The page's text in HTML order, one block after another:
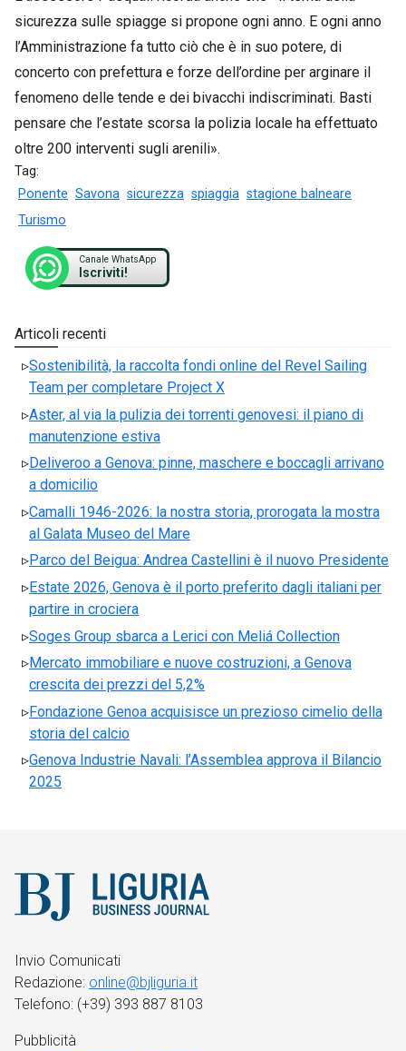
sicurezza sulle spiagge si propone ogni anno. E ogni anno
l’Amministrazione fa tutto ciò che è in suo potere, di
concerto con prefettura e forze dell’ordine per arginare il
fenomeno delle tende e dei bivacchi indiscriminati. Basti
pensare che l’estate scorsa la polizia locale ha effettuato
oltre 200 interventi sugli arenili».
Tag:
Ponente Savona sicurezza spiaggia stagione balneare
Turismo
Canale WhatsApp
Iscriviti!
Articoli recenti
Sostenibilità, la raccolta fondi online del Revel Sailing
Team per completare Project X
Aster, al via la pulizia dei torrenti genovesi: il piano di
manutenzione estiva
Deliveroo a Genova: pinne, maschere e boccagli arrivano
a domicilio
Camalli 1946-2026: la nostra storia, prorogata la mostra
al Galata Museo del Mare
Parco del Beigua: Andrea Castellini è il nuovo Presidente
Estate 2026, Genova è il porto preferito dagli italiani per
partire in crociera
Soges Group sbarca a Lerici con Meliá Collection
Mercato immobiliare e nuove costruzioni, a Genova
crescita dei prezzi del 5,2%
Fondazione Genoa acquisisce un prezioso cimelio della
storia del calcio
Genova Industrie Navali: l’Assemblea approva il Bilancio
2025
Invio Comunicati
Redazione: online@bjliguria.it
Telefono: (+39) 393 887 8103
Pubblicità